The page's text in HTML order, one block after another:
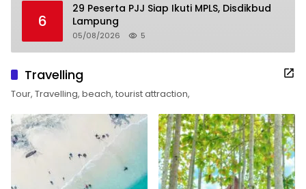
6
29 Peserta PJJ Siap Ikuti MPLS, Disdikbud
Lampung
05/08/2026 5
Travelling
Tour, Travelling, beach, tourist attraction,